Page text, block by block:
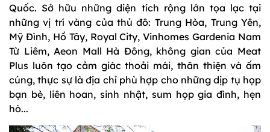
Quốc. Sở hữu những diện tích rộng lớn tọa lạc tại
những vị trí vàng của thủ đô: Trung Hòa, Trung Yên,
Mỹ Đình, Hồ Tây, Royal City, Vinhomes Gardenia Nam
Từ Liêm, Aeon Mall Hà Đông, không gian của Meat
Plus luôn tạo cảm giác thoải mái, thân thiện và ấm
cúng, thực sự là địa chỉ phù hợp cho những dịp tụ họp
bạn bè, liên hoan, sinh nhật, sum họp gia đình, hẹn
hò...